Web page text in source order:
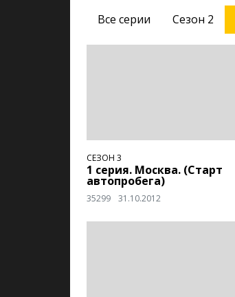
Все серии Сезон 2
СЕЗОН 3
1 серия. Москва. (Старт
автопробега)
35299 31.10.2012